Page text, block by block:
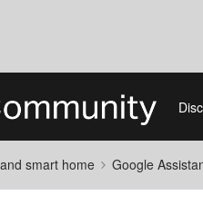
smart home Google